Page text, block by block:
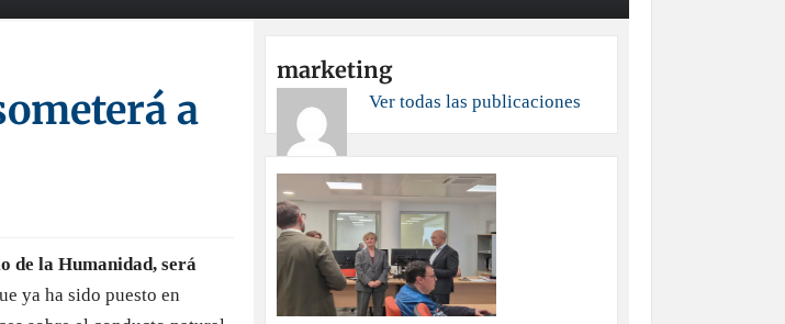
a
de la Humanidad, será
ya ha sido puesto en
marketing
Ver todas las publicaciones